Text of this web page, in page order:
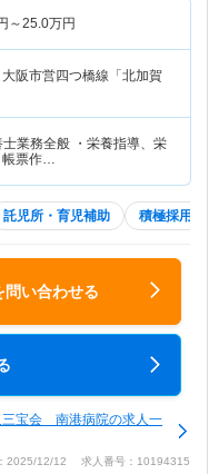
～25.0万円
大阪市営四つ橋線「北加賀
業務全般 ・栄養指導、栄
帳票作…
託児所・育児補助 積極採用中
問い合わせる
三宝会 南港病院の求人一
2025/12/12 求人番号：10194315